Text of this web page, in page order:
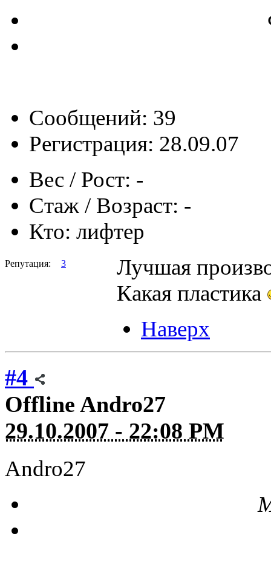
Сообщений: 39
Регистрация: 28.09.07
Вес / Рост: -
Стаж / Возраст: -
Кто: лифтер
Репутация: 3
Лучшая
Какая пластика
Наверх
#4
Offline Andro27
29.10.2007 - 22:08 PM
Andro27